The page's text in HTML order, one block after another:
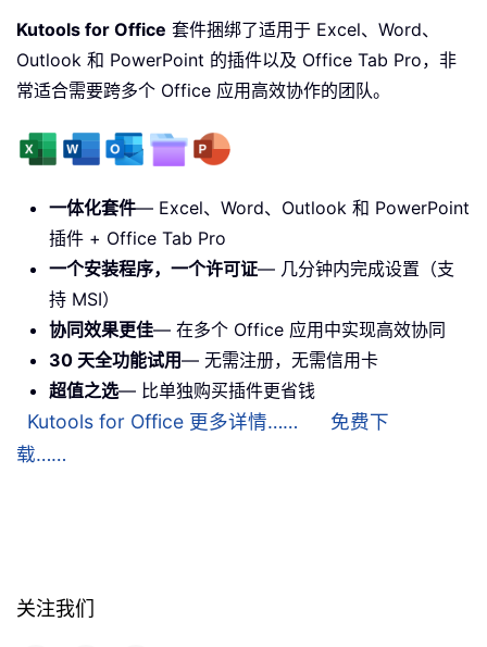
Kutools for Office 套件捆绑了适用于 Excel、Word、
Outlook 和 PowerPoint 的插件以及 Office Tab Pro，非
常适合需要跨多个 Office 应用高效协作的团队。
一体化套件— Excel、Word、Outlook 和 PowerPoint
插件 + Office Tab Pro
一个安装程序，一个许可证— 几分钟内完成设置（支
持 MSI）
协同效果更佳— 在多个 Office 应用中实现高效协同
30 天全功能试用— 无需注册，无需信用卡
超值之选— 比单独购买插件更省钱
Kutools for Office 更多详情……
免费下
载……
关注我们